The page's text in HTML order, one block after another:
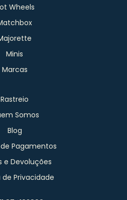
Wheels
Minis
Marcas
Rastreio
Somos
Blog
Pagamentos
e Devoluções
de Privacidade